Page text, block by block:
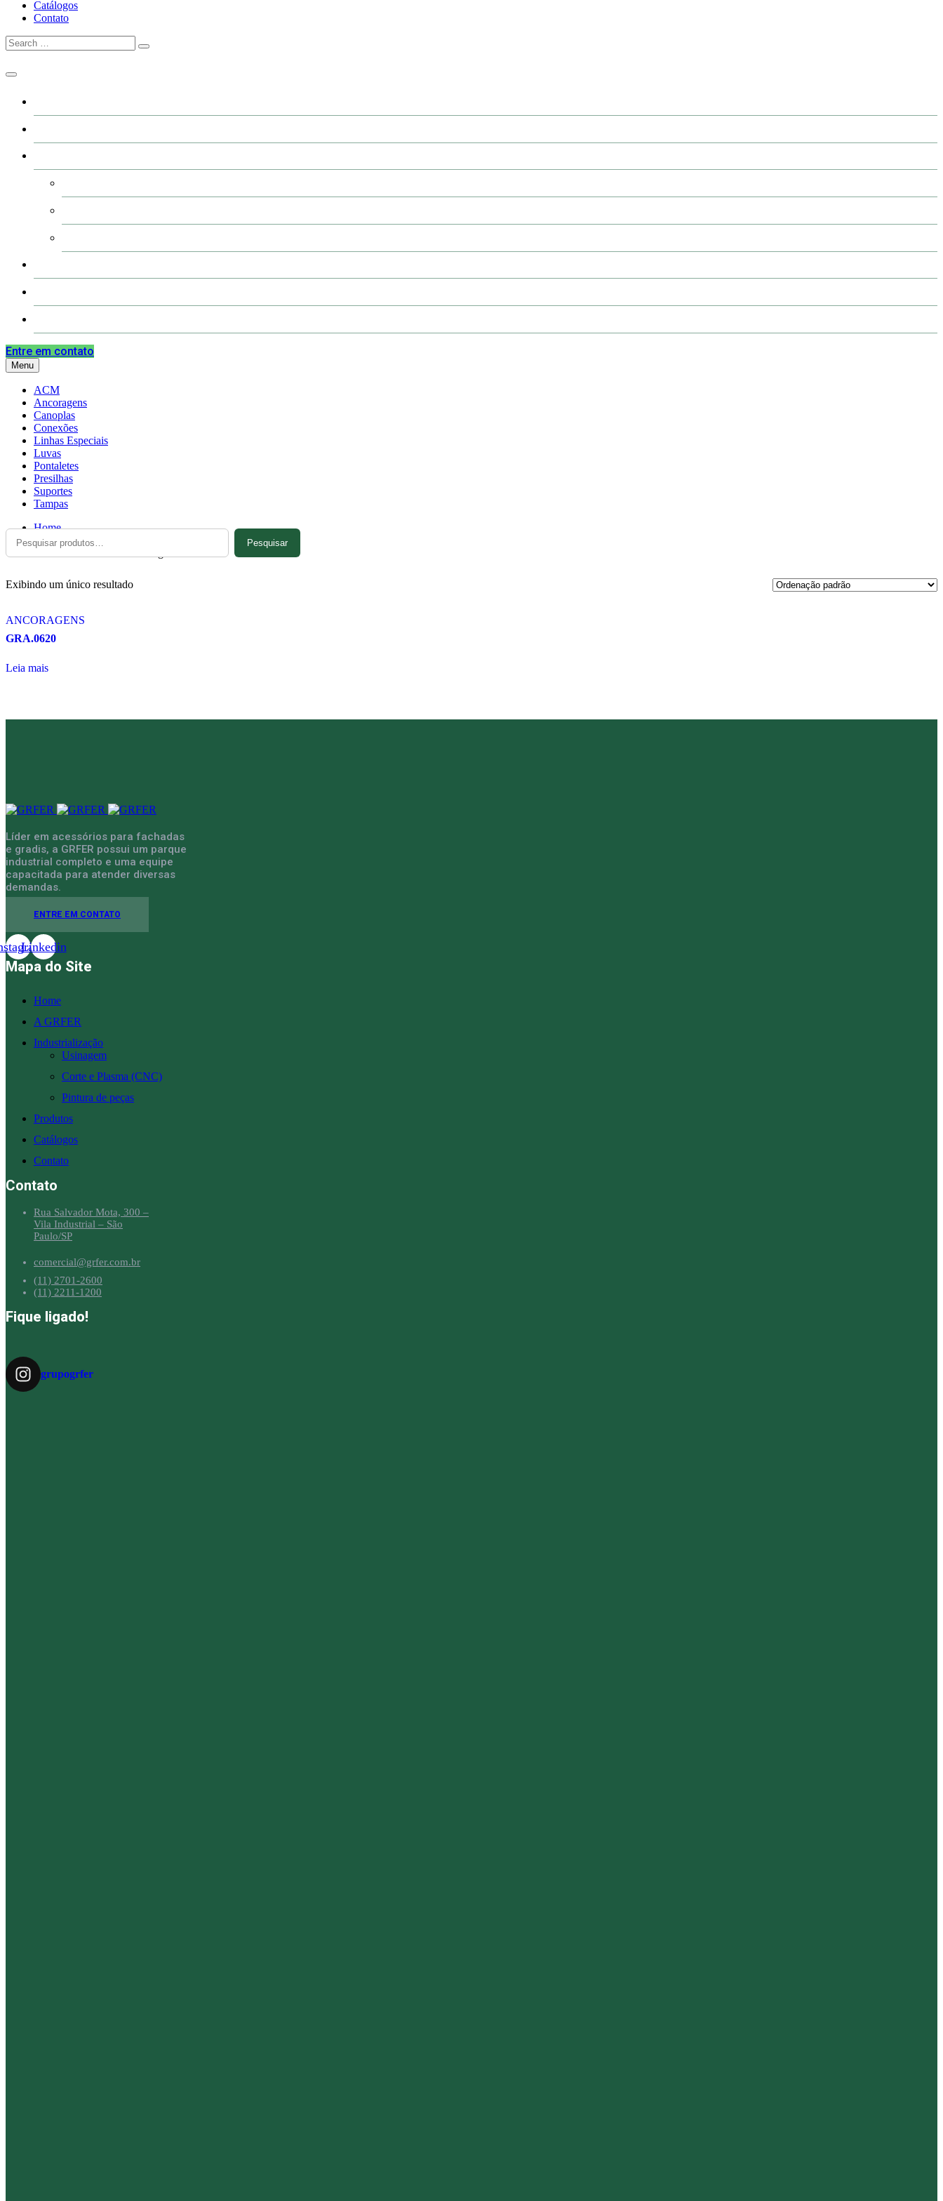
Catálogos
Contato
Entre em contato
Menu
ACM
Ancoragens
Canoplas
Conexões
Linhas Especiais
Luvas
Pontaletes
Presilhas
Suportes
Tampas
Home
Pesquisar
por:
Pesquisar
Exibindo um único resultado
ANCORAGENS
GRA.0620
Leia mais
Líder em acessórios para fachadas
e gradis, a GRFER possui um parque
industrial completo e uma equipe
capacitada para atender diversas
demandas.
ENTRE EM CONTATO
Linkedin
Mapa do Site
Home
A GRFER
Industrialização
Usinagem
Corte e Plasma (CNC)
Pintura de peças
Produtos
Catálogos
Contato
Contato
Rua Salvador Mota, 300 –
Vila Industrial – São
Paulo/SP
comercial@grfer.com.br
(11) 2701-2600
(11) 2211-1200
Fique ligado!
grupogrfer